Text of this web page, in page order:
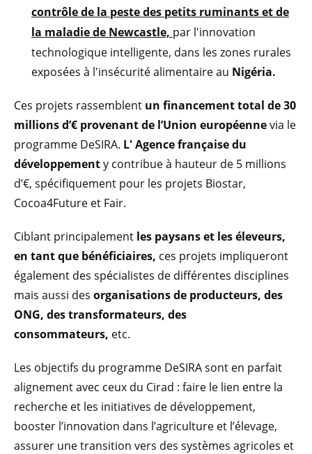
contrôle de la peste des petits ruminants et de
la maladie de Newcastle, par l'innovation
technologique intelligente, dans les zones rurales
exposées à l'insécurité alimentaire au Nigéria.
Ces projets rassemblent un financement total de 30
millions d’€ provenant de l’Union européennevia le
programme DeSIRA. L'Agence française du
développementy contribue à hauteur de 5 millions
d’€, spécifiquement pour les projets Biostar,
Cocoa4Future et Fair.
Ciblant principalement les paysans et les éleveurs,
en tant que bénéficiaires, ces projets impliqueront
également des spécialistes de différentes disciplines
mais aussi des organisations de producteurs, des
ONG, des transformateurs, des
consommateurs, etc.
Les objectifs du programme DeSIRA sont en parfait
alignement avec ceux du Cirad : faire le lien entre la
recherche et les initiatives de développement,
booster l’innovation dans l’agriculture et l’élevage,
assurer une transition vers des systèmes agricoles et